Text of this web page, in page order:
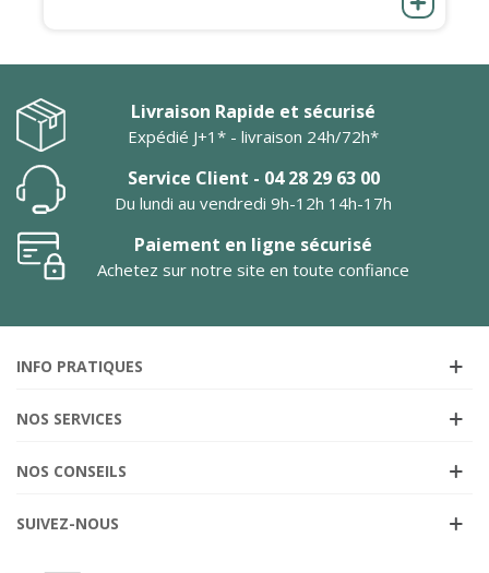
Livraison Rapide et sécurisé
Expédié J+1* - livraison 24h/72h*
Service Client - 04 28 29 63 00
Du lundi au vendredi 9h-12h 14h-17h
Paiement en ligne sécurisé
Achetez sur notre site en toute confiance
INFO PRATIQUES
NOS SERVICES
NOS CONSEILS
SUIVEZ-NOUS